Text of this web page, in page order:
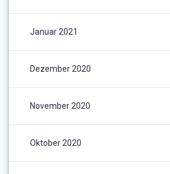
Januar 2021
Dezember 2020
November 2020
Oktober 2020